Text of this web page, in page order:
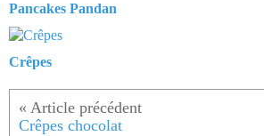
Pancakes Pandan
Crêpes
Crêpes chocolat